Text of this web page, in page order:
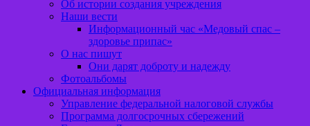
Об истории создания учреждения
Наши вести
Информационный час «Медовый спас –
здоровье припас»
О нас пишут
Они дарят доброту и надежду
Фотоальбомы
Официальная информация
Управление федеральной налоговой службы
Программа долгосрочных сбережений